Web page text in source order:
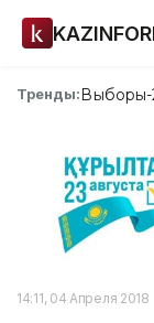
Тренды:Выборы-
14:11, 04 Апреля 2018